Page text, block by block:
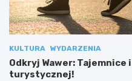
KULTURA WYDARZENIA
Odkryj Wawer:
turystycznej!